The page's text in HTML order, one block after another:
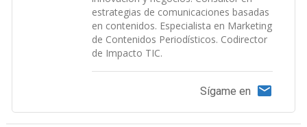
estrategias de comunicaciones basadas
en contenidos. Especialista en Marketing
de Contenidos Periodísticos. Codirector
de Impacto TIC.
Sígame en